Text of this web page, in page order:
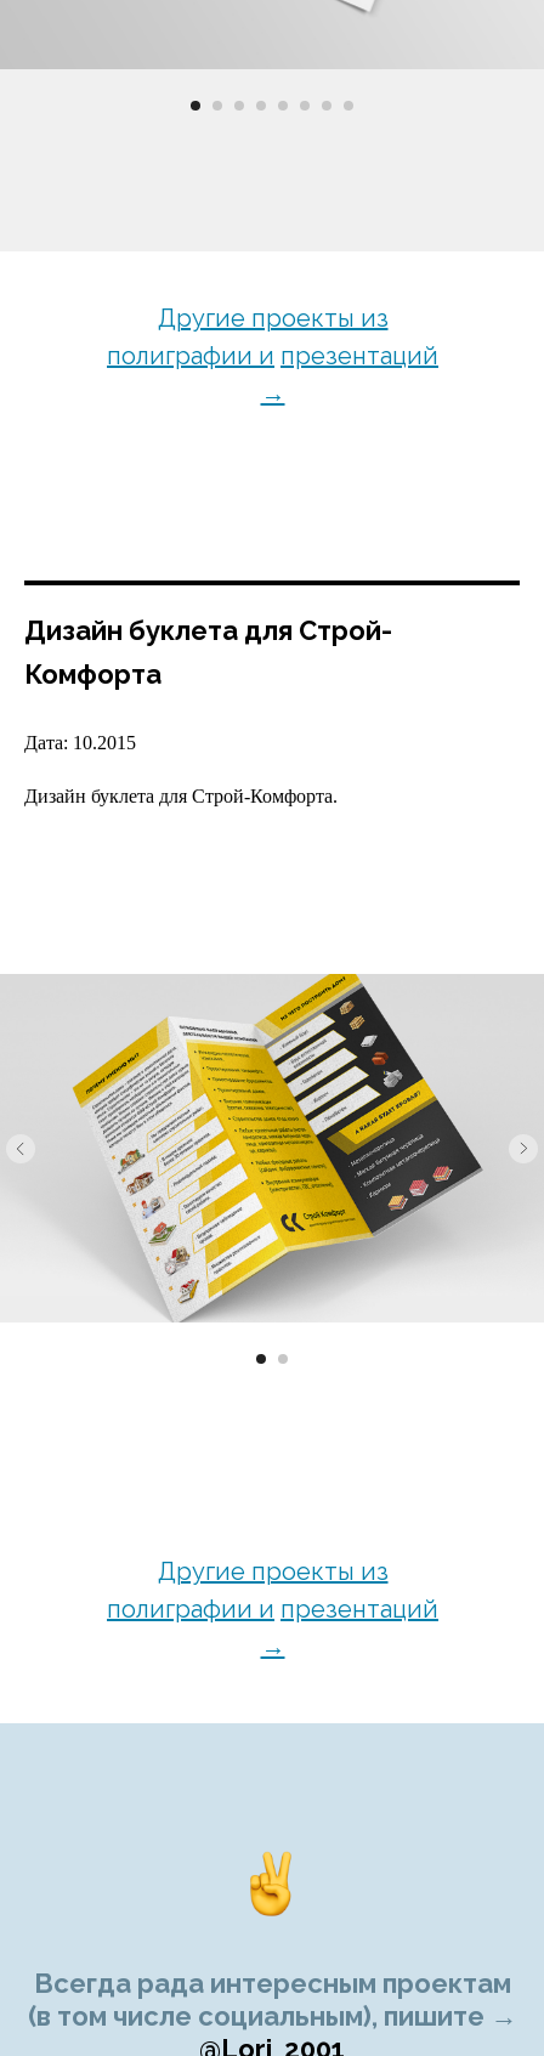
Другие проекты из
полиграфии и презентаций
→
Дизайн буклета для Строй-
Комфорта
Дата: 10.2015
Дизайн буклета для Строй-Комфорта.
Другие проекты из
полиграфии и презентаций
→
Всегда рада интересным проектам
(в том числе социальным), пишите →
@Lori_2001